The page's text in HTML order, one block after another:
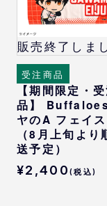
販売終了しま
受注商品
【期間限定・
品】
ヤのA フェイ
（8月上旬より
送予定）
¥2,400 (税込)